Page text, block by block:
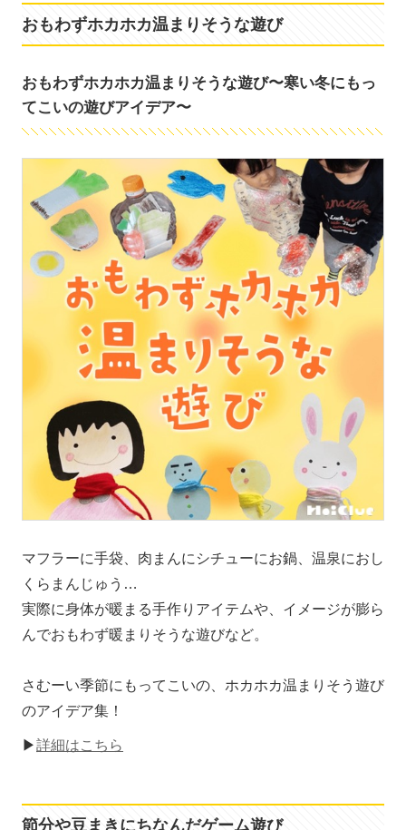
おもわずホカホカ温まりそうな遊び
おもわずホカホカ温まりそうな遊び〜寒い冬にもっ
てこいの遊びアイデア〜
マフラーに手袋、肉まんにシチューにお鍋、温泉におし
くらまんじゅう…
実際に身体が暖まる手作りアイテムや、イメージが膨ら
んでおもわず暖まりそうな遊びなど。
さむーい季節にもってこいの、ホカホカ温まりそう遊び
のアイデア集！
▶詳細はこちら
節分や豆まきにちなんだゲーム遊び